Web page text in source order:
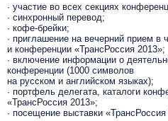
· участие во всех секциях
· cинхронный перевод;
· кофе-брейки;
· приглашение на вечерний прием в
и конференции «ТрансРоссия 2013»;
· включение информации о
конференции (1000 символов
на русском и английском языках);
· портфель делегата, каталоги
«ТрансРоссия 2013»;
· посещение выставки «ТрансРоссия